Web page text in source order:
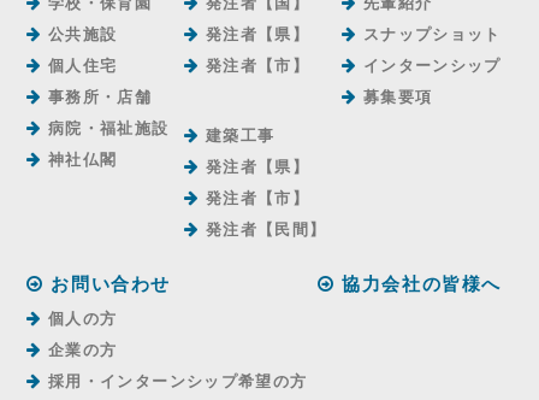
公共施設
個人住宅
事務所・店舗
病院・福祉施設
神社仏閣
発注者【県】
発注者【市】
建築工事
発注者【県】
発注者【市】
発注者【⺠間】
スナップショット
インターンシップ
募集要項
お問い合わせ
個人の方
企業の方
採用・インターンシップ希望の方
協力会社の皆様へ